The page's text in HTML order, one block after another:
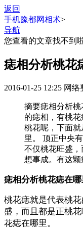
返回
手机豫都网相术>
导航
您查看的文章找不到
痣相分析桃花
2016-01-25 12:25 网络
摘要痣相分析
的痣相，有桃
桃花呢，下面
里。 顶正中央
不仅桃花旺盛
想事成。有这颗
痣相分析桃花痣在
桃花痣就是代表桃
盛，而且都是正桃
花痣在哪里。